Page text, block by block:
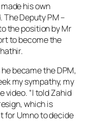
his own
Deputy PM –
the position by Mr
to become the
became the DPM,
my sympathy, my
video. “I told Zahid
which is
for Umno to decide